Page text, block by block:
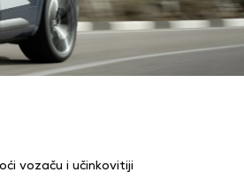
vozaču i učinkovitiji